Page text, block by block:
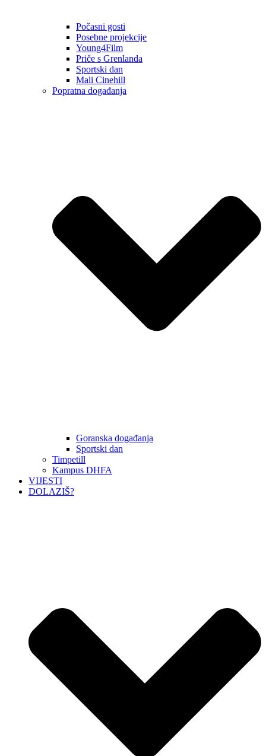
Počasni gosti
Posebne projekcije
Young4Film
Priče s Grenlanda
Sportski dan
Mali Cinehill
Popratna događanja
Goranska događanja
Sportski dan
Timpetill
Kampus DHFA
VIJESTI
DOLAZIŠ?